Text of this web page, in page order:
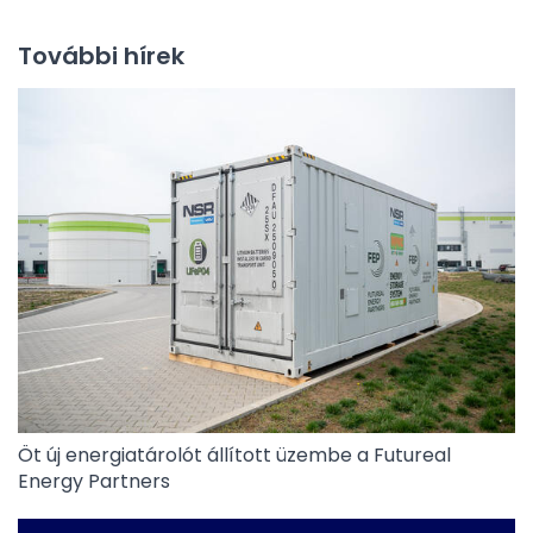
További hírek
Öt új energiatárolót állított üzembe a Futureal
Energy Partners